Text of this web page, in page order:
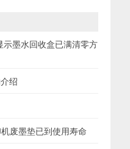
示墨水回收盒已满清零方
绍
废墨垫已到使用寿命